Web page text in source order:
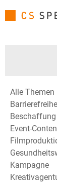
Alle Themen
Beschaffung
Event-
Kampagne